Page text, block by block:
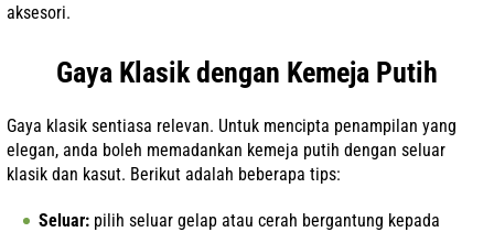
aksesori.
Gaya Klasik dengan Kemeja Putih
Gaya klasik sentiasa relevan. Untuk mencipta penampilan yang
elegan, anda boleh memadankan kemeja putih dengan seluar
klasik dan kasut. Berikut adalah beberapa tips:
Seluar: pilih seluar gelap atau cerah bergantung kepada